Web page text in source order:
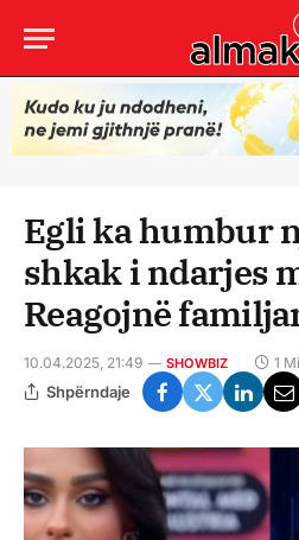
Egli ka humbur
shkak i ndarjes
Reagojnë
10.04.2025, 21:49 SHOWBIZ 1
Shpërndaje